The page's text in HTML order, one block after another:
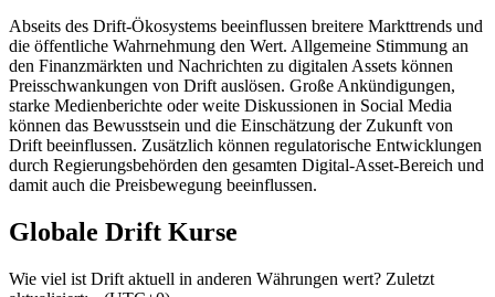
Abseits des Drift-Ökosystems beeinflussen breitere Markttrends und
die öffentliche Wahrnehmung den Wert. Allgemeine Stimmung an
den Finanzmärkten und Nachrichten zu digitalen Assets können
Preisschwankungen von Drift auslösen. Große Ankündigungen,
starke Medienberichte oder weite Diskussionen in Social Media
können das Bewusstsein und die Einschätzung der Zukunft von
Drift beeinflussen. Zusätzlich können regulatorische Entwicklungen
durch Regierungsbehörden den gesamten Digital-Asset-Bereich und
damit auch die Preisbewegung beeinflussen.
Globale Drift Kurse
Wie viel ist Drift aktuell in anderen Währungen wert? Zuletzt